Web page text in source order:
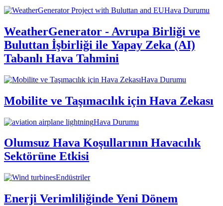
Hava Durumu
WeatherGenerator - Avrupa Birliği ve
Buluttan İşbirliği ile Yapay Zeka (AI)
Tabanlı Hava Tahmini
Hava Durumu
Mobilite ve Taşımacılık için Hava Zekası
Hava Durumu
Olumsuz Hava Koşullarının Havacılık
Sektörüne Etkisi
Endüstriler
Enerji Verimliliğinde Yeni Dönem